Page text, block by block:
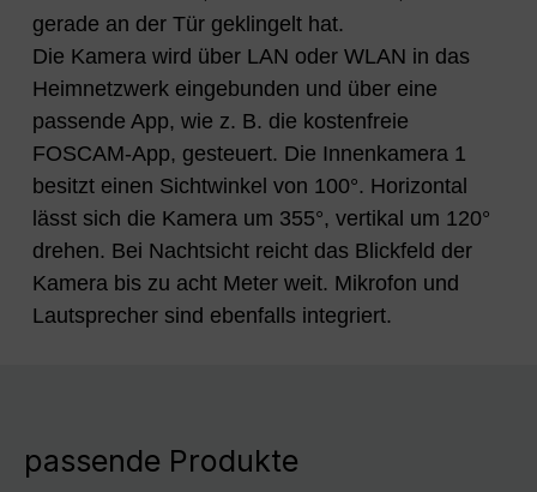
gerade an der Tür geklingelt hat.
Die Kamera wird über LAN oder WLAN in das
Heimnetzwerk eingebunden und über eine
passende App, wie z. B. die kostenfreie
FOSCAM-App, gesteuert. Die Innenkamera 1
besitzt einen Sichtwinkel von 100°. Horizontal
lässt sich die Kamera um 355°, vertikal um 120°
drehen. Bei Nachtsicht reicht das Blickfeld der
Kamera bis zu acht Meter weit. Mikrofon und
Lautsprecher sind ebenfalls integriert.
passende Produkte